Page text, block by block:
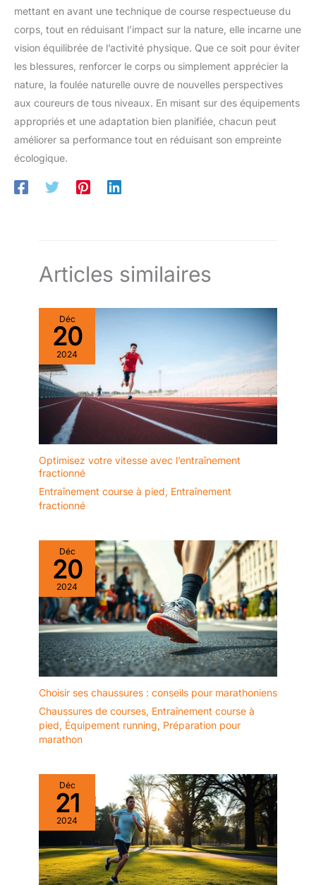
mettant en avant une technique de course respectueuse du
corps, tout en réduisant l’impact sur la nature, elle incarne une
vision équilibrée de l’activité physique. Que ce soit pour éviter
les blessures, renforcer le corps ou simplement apprécier la
nature, la foulée naturelle ouvre de nouvelles perspectives
aux coureurs de tous niveaux. En misant sur des équipements
appropriés et une adaptation bien planifiée, chacun peut
améliorer sa performance tout en réduisant son empreinte
écologique.
Articles similaires
Déc
20
2024
Optimisez votre vitesse avec l’entraînement
fractionné
Entraînement course à pied, Entraînement
fractionné
Déc
20
2024
Choisir ses chaussures : conseils pour marathoniens
Chaussures de courses, Entraînement course à
pied, Équipement running, Préparation pour
marathon
Déc
21
2024